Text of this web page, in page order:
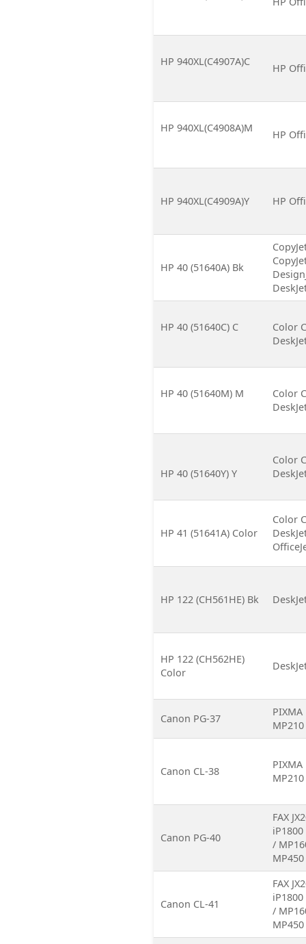
HP 940XL(C4907A)C
HP
HP 940XL(C4908A)M
HP
HP 940XL(C4909A)Y HP
HP 40 (51640A) Bk
HP 40 (51640C) С
Color
HP 40 (51640M) M
Color
HP 40 (51640Y) Y
Color
HP 41 (51641A) Color
Color
HP 122 (CH561HE) Bk
HP 122 (CH562HE)
Color
Canon PG-37
Canon CL-38
Canon PG-40
FAX
/
Canon CL-41
FAX
/